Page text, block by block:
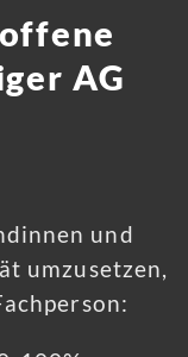
AG
und
umzusetzen,